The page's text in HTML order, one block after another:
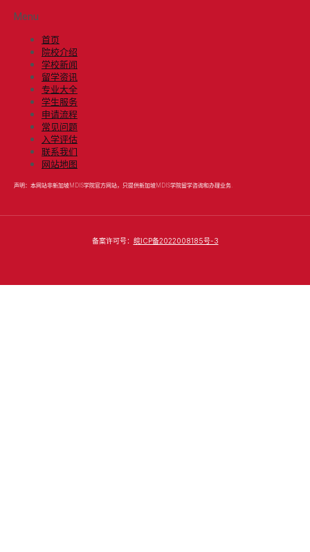
Menu
首页
院校介绍
学校新闻
留学资讯
专业大全
学生服务
申请流程
常见问题
入学评估
联系我们
网站地图
声明：本网站非新加坡MDIS学院官方网站，只提供新加坡MDIS学院留学咨询和办理业务.
备案许可号： 皖ICP备2022008185号-3